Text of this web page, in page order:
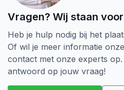
Vragen? Wij staan
Heb je hulp nodig bij het
Of wil je meer informatie
contact met onze experts
antwoord op jouw vraag!